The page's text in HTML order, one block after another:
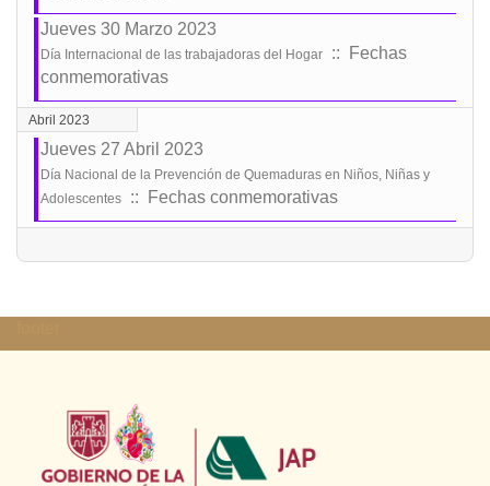
Jueves 30 Marzo 2023
Día Internacional de las trabajadoras del Hogar
:: Fechas
conmemorativas
Abril 2023
Jueves 27 Abril 2023
Día Nacional de la Prevención de Quemaduras en Niños, Niñas y
Adolescentes
:: Fechas conmemorativas
Lista de límites de paginación